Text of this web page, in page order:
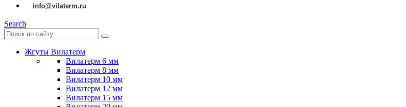
info@vilaterm.ru
Search
Жгуты Вилатерм
Вилатерм 6 мм
Вилатерм 8 мм
Вилатерм 10 мм
Вилатерм 12 мм
Вилатерм 15 мм